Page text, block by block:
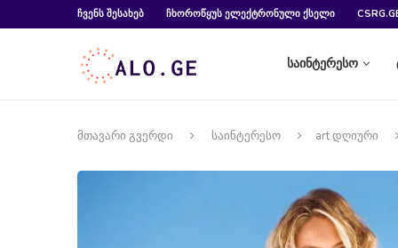
ᲩᲕᲔᲜᲡ ᲨᲔᲡᲐᲮᲔᲑ ᲩᲮᲝᲠᲝᲬᲧᲣᲡ ᲔᲚᲔᲥᲢᲠᲝᲜᲣᲚᲘ ᲥᲡᲔᲚᲘ
საინტერესო
მთავარი გვერდი საინტერესო art დღიური